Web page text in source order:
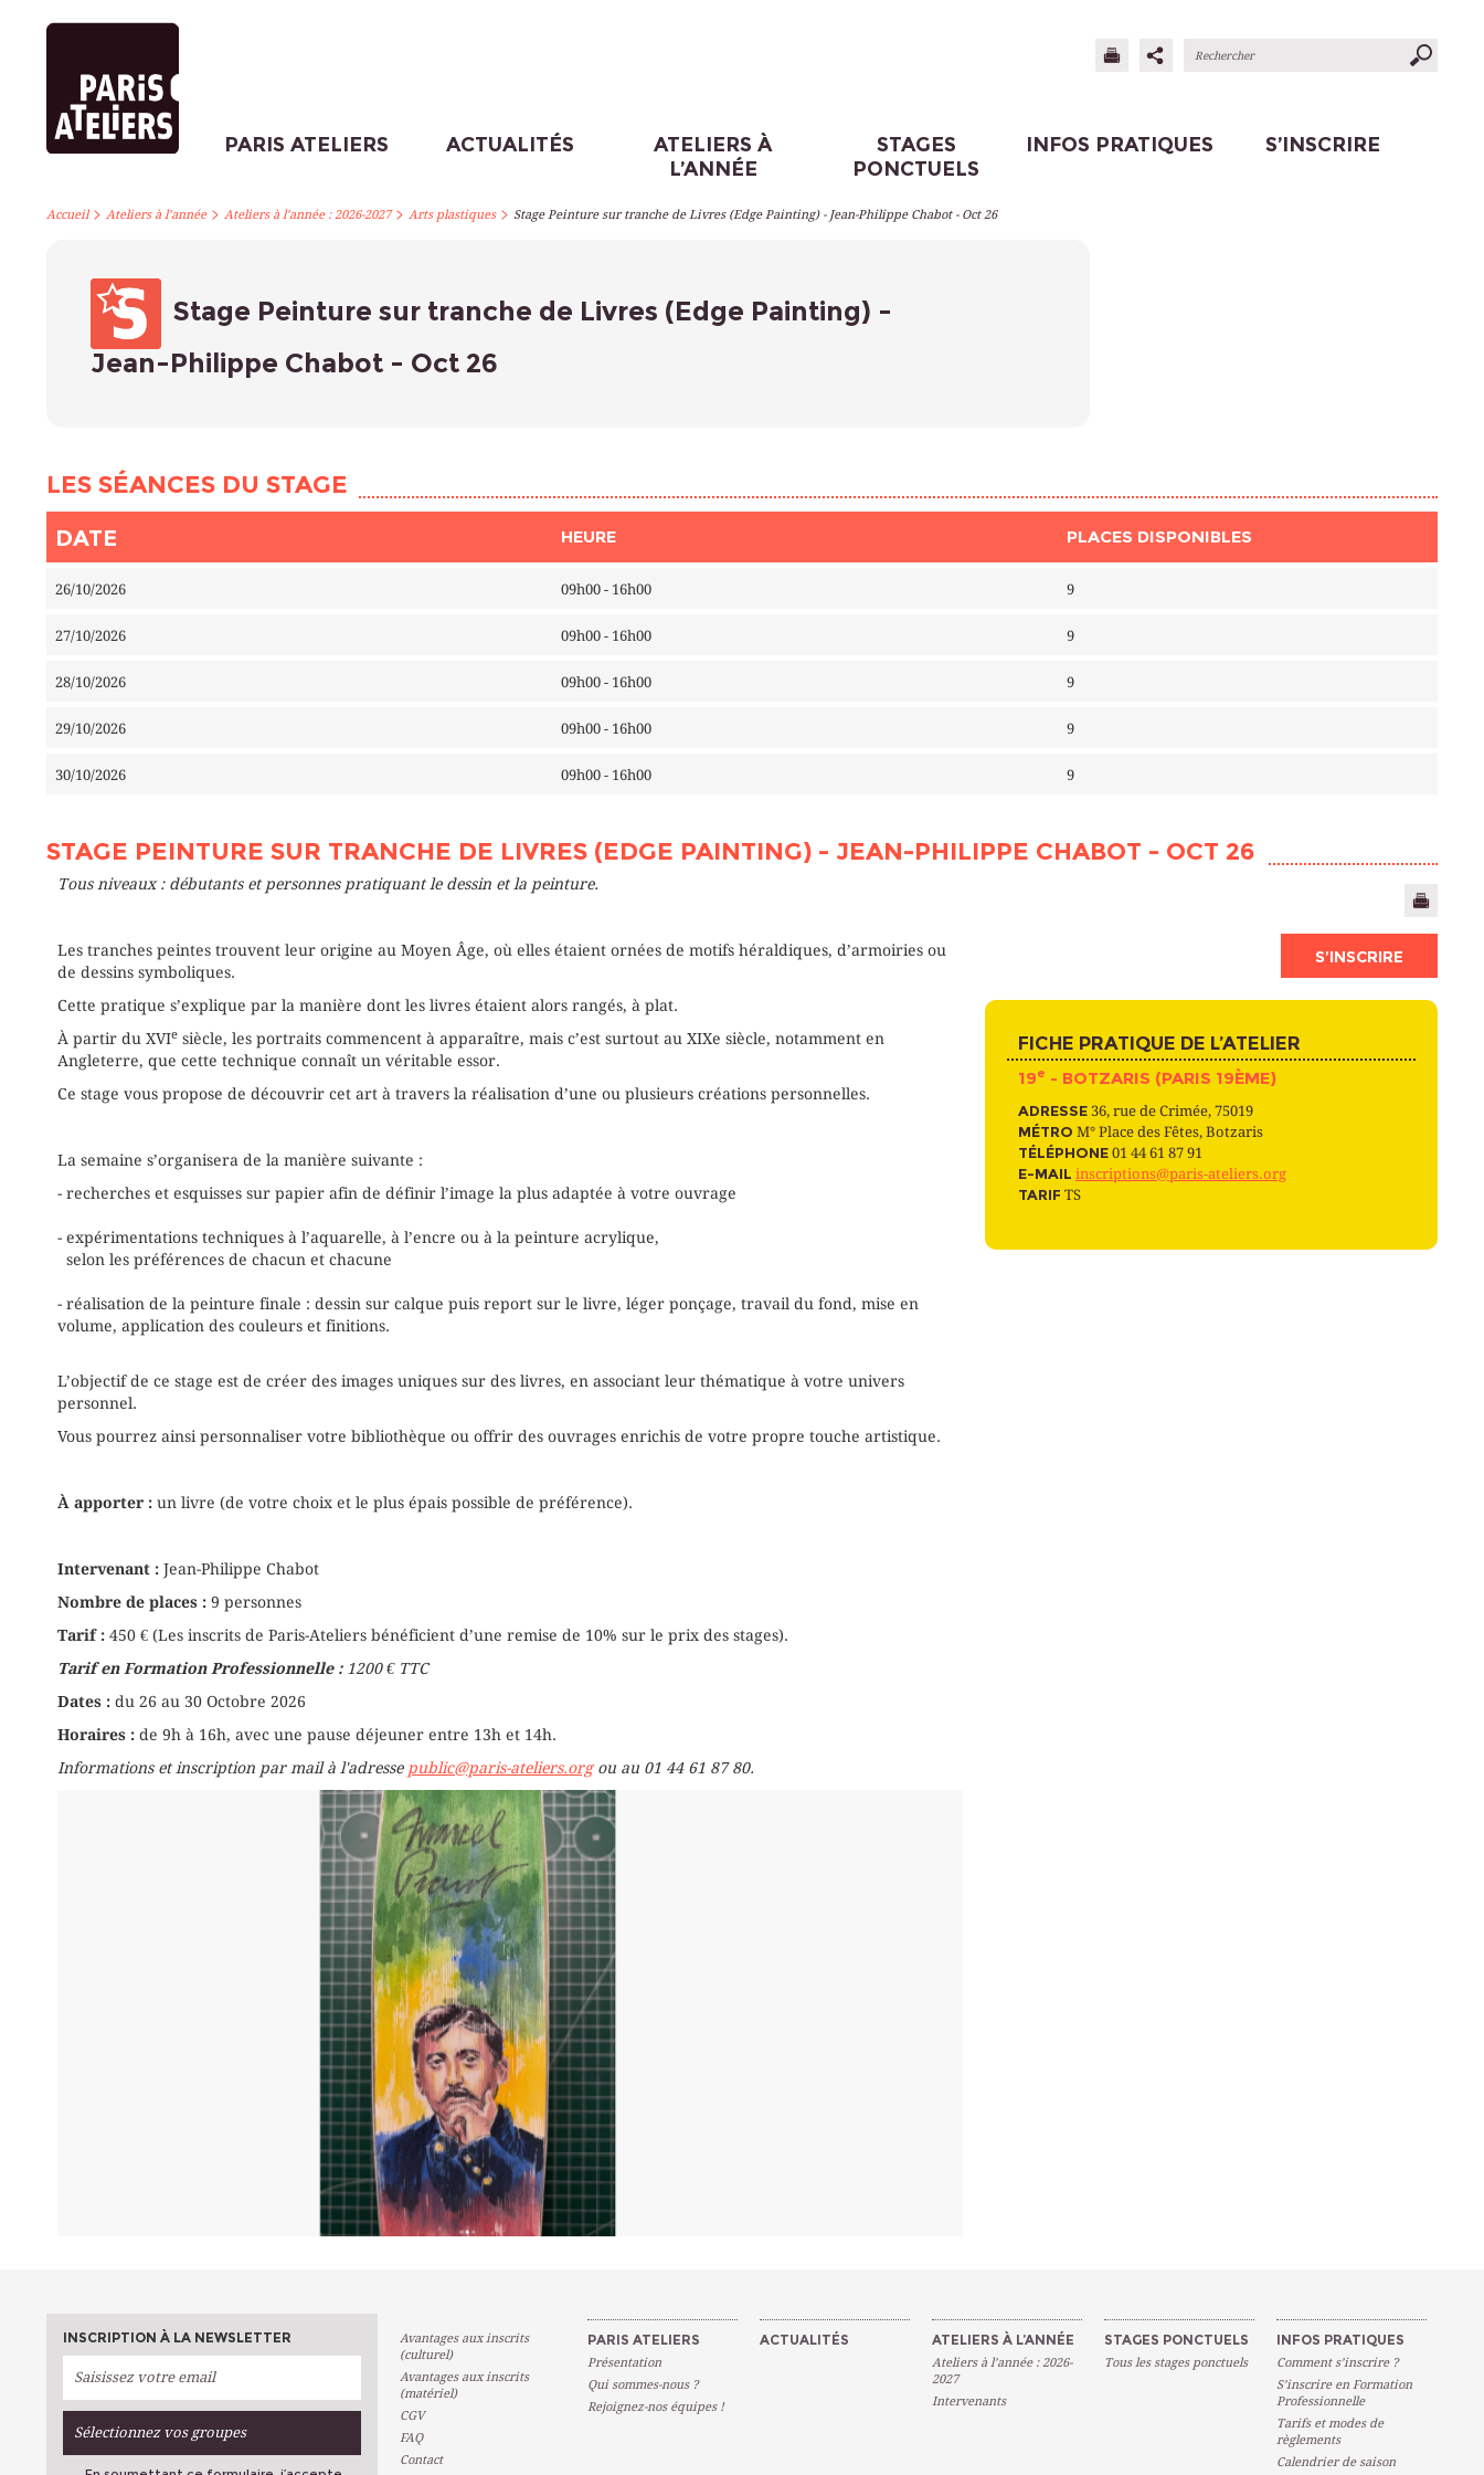
PARIS ATELIERS ACTUALITÉS
ATELIERS À
L’ANNÉE
STAGES
PONCTUELS
INFOS PRATIQUES S’INSCRIRE
Accueil> Ateliers à l’année> Ateliers à l’année : 2026-2027> Arts plastiques> Stage Peinture sur tranche de Livres (Edge Painting) - Jean-Philippe Chabot - Oct 26
Stage Peinture sur tranche de Livres (Edge Painting) -
Jean-Philippe Chabot - Oct 26
LES SÉANCES DU STAGE
DATE HEURE PLACES DISPONIBLES
26/10/2026 09h00 - 16h00 9
27/10/2026 09h00 - 16h00 9
28/10/2026 09h00 - 16h00 9
29/10/2026 09h00 - 16h00 9
30/10/2026 09h00 - 16h00 9
STAGE PEINTURE SUR TRANCHE DE LIVRES (EDGE PAINTING) - JEAN-PHILIPPE CHABOT - OCT 26
Tous niveaux : débutants et personnes pratiquant le dessin et la peinture.
Les tranches peintes trouvent leur origine au Moyen Âge, où elles étaient ornées de motifs héraldiques, d’armoiries ou
de dessins symboliques.
Cette pratique s’explique par la manière dont les livres étaient alors rangés, à plat.
À partir du XVIe siècle, les portraits commencent à apparaître, mais c’est surtout au XIXe siècle, notamment en
Angleterre, que cette technique connaît un véritable essor.
Ce stage vous propose de découvrir cet art à travers la réalisation d’une ou plusieurs créations personnelles.
La semaine s’organisera de la manière suivante :
- recherches et esquisses sur papier afin de définir l’image la plus adaptée à votre ouvrage
- expérimentations techniques à l’aquarelle, à l’encre ou à la peinture acrylique,
selon les préférences de chacun et chacune
- réalisation de la peinture finale : dessin sur calque puis report sur le livre, léger ponçage, travail du fond, mise en
volume, application des couleurs et finitions.
L’objectif de ce stage est de créer des images uniques sur des livres, en associant leur thématique à votre univers
personnel.
Vous pourrez ainsi personnaliser votre bibliothèque ou offrir des ouvrages enrichis de votre propre touche artistique.
À apporter : un livre (de votre choix et le plus épais possible de préférence).
Intervenant : Jean-Philippe Chabot
Nombre de places : 9 personnes
Tarif : 450 € (Les inscrits de Paris-Ateliers bénéficient d’une remise de 10% sur le prix des stages).
Tarif en Formation Professionnelle :1200 € TTC
Dates : du 26 au 30 Octobre 2026
Horaires : de 9h à 16h, avec une pause déjeuner entre 13h et 14h.
Informations et inscription par mail à l'adresse public@paris-ateliers.orgou au 01 44 61 87 80.
S’INSCRIRE
FICHE PRATIQUE DE L’ATELIER
19e - BOTZARIS (PARIS 19ÈME)
ADRESSE 36, rue de Crimée, 75019
MÉTRO M° Place des Fêtes, Botzaris
TÉLÉPHONE 01 44 61 87 91
E-MAIL inscriptions@paris-ateliers.org
TARIF TS
INSCRIPTION À LA NEWSLETTER
Sélectionnez vos groupes
Avantages aux inscrits
(culturel)
Avantages aux inscrits
(matériel)
CGV
FAQ
Contact
PARIS ATELIERS
Présentation
Qui sommes-nous ?
Rejoignez-nos équipes !
ACTUALITÉS ATELIERS À L’ANNÉE
Ateliers à l’année : 2026-
2027
Intervenants
STAGES PONCTUELS
Tous les stages ponctuels
INFOS PRATIQUES
Comment s’inscrire ?
S’inscrire en Formation
Professionnelle
Tarifs et modes de
règlements
Calendrier de saison